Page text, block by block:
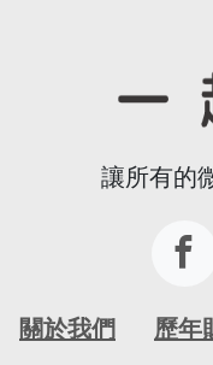
讓所有的
關於我們 歷年